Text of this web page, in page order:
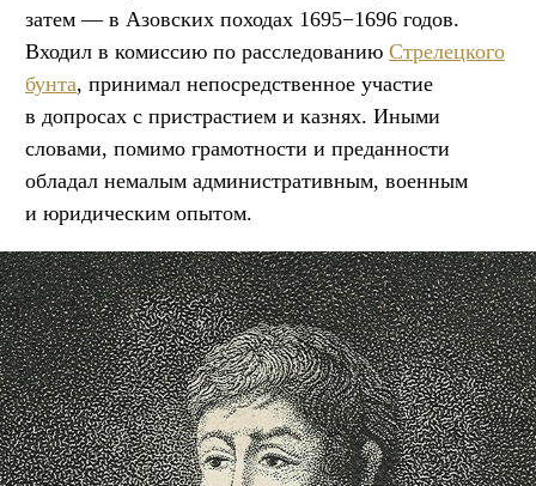
затем — в Азовских походах 1695−1696 годов.
Входил в комиссию по расследованию Стрелецкого
бунта, принимал непосредственное участие
в допросах с пристрастием и казнях. Иными
словами, помимо грамотности и преданности
обладал немалым административным, военным
и юридическим опытом.